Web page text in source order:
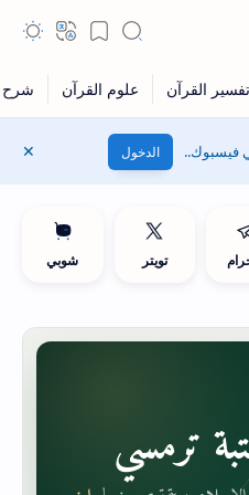
فيسبوك.. الدخول
تويتر شوبي
ترمسي